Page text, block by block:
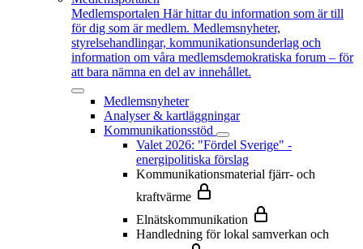
Medlemsportalen Här hittar du information som är till
för dig som är medlem. Medlemsnyheter,
styrelsehandlingar, kommunikationsunderlag och
information om våra medlemsdemokratiska forum – för
att bara nämna en del av innehållet.
Medlemsnyheter
Analyser & kartläggningar
Kommunikationsstöd
Valet 2026: "Fördel Sverige" -
energipolitiska förslag
Kommunikationsmaterial fjärr- och
kraftvärme
Elnätskommunikation
Handledning för lokal samverkan och